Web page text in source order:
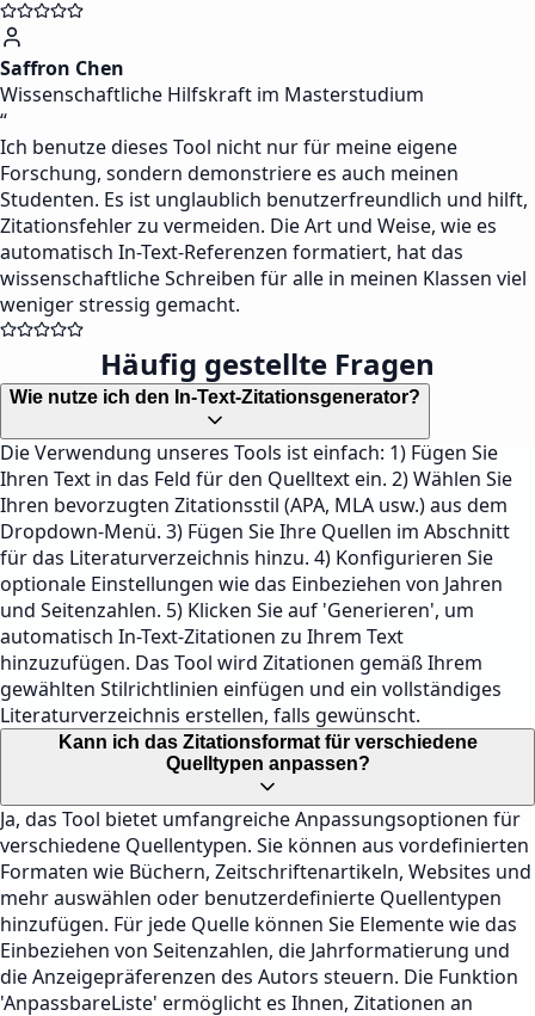
Saffron Chen
Wissenschaftliche Hilfskraft im Masterstudium
“
Ich benutze dieses Tool nicht nur für meine eigene
Forschung, sondern demonstriere es auch meinen
Studenten. Es ist unglaublich benutzerfreundlich und hilft,
Zitationsfehler zu vermeiden. Die Art und Weise, wie es
automatisch In-Text-Referenzen formatiert, hat das
wissenschaftliche Schreiben für alle in meinen Klassen viel
weniger stressig gemacht.
Häufig gestellte Fragen
Wie nutze ich den In-Text-Zitationsgenerator?
Die Verwendung unseres Tools ist einfach: 1) Fügen Sie
Ihren Text in das Feld für den Quelltext ein. 2) Wählen Sie
Ihren bevorzugten Zitationsstil (APA, MLA usw.) aus dem
Dropdown-Menü. 3) Fügen Sie Ihre Quellen im Abschnitt
für das Literaturverzeichnis hinzu. 4) Konfigurieren Sie
optionale Einstellungen wie das Einbeziehen von Jahren
und Seitenzahlen. 5) Klicken Sie auf 'Generieren', um
automatisch In-Text-Zitationen zu Ihrem Text
hinzuzufügen. Das Tool wird Zitationen gemäß Ihrem
gewählten Stilrichtlinien einfügen und ein vollständiges
Literaturverzeichnis erstellen, falls gewünscht.
Kann ich das Zitationsformat für verschiedene
Quelltypen anpassen?
Ja, das Tool bietet umfangreiche Anpassungsoptionen für
verschiedene Quellentypen. Sie können aus vordefinierten
Formaten wie Büchern, Zeitschriftenartikeln, Websites und
mehr auswählen oder benutzerdefinierte Quellentypen
hinzufügen. Für jede Quelle können Sie Elemente wie das
Einbeziehen von Seitenzahlen, die Jahrformatierung und
die Anzeigepräferenzen des Autors steuern. Die Funktion
'AnpassbareListe' ermöglicht es Ihnen, Zitationen an